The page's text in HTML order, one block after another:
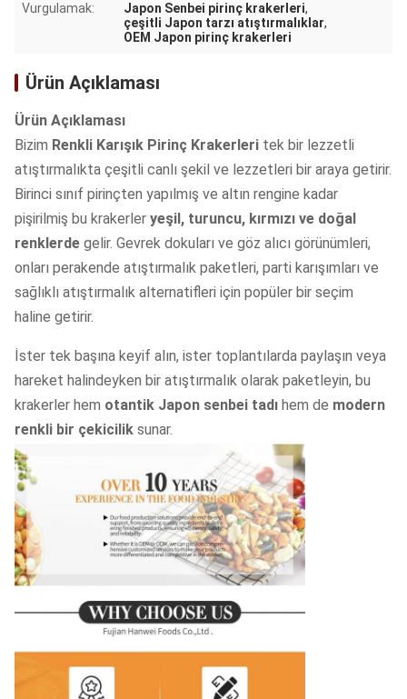
Vurgulamak: Japon Senbei pirinç krakerleri,
çeşitli Japon tarzı atıştırmalıklar,
OEM Japon pirinç krakerleri
Ürün Açıklaması
Ürün Açıklaması
Bizim Renkli Karışık Pirinç Krakerleri tek bir lezzetli
atıştırmalıkta çeşitli canlı şekil ve lezzetleri bir araya getirir.
Birinci sınıf pirinçten yapılmış ve altın rengine kadar
pişirilmiş bu krakerler yeşil, turuncu, kırmızı ve doğal
renklerde gelir. Gevrek dokuları ve göz alıcı görünümleri,
onları perakende atıştırmalık paketleri, parti karışımları ve
sağlıklı atıştırmalık alternatifleri için popüler bir seçim
haline getirir.
İster tek başına keyif alın, ister toplantılarda paylaşın veya
hareket halindeyken bir atıştırmalık olarak paketleyin, bu
krakerler hem otantik Japon senbei tadı hem de modern
renkli bir çekicilik sunar.